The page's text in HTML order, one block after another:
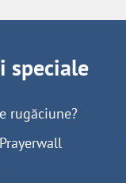
speciale
rugăciune?